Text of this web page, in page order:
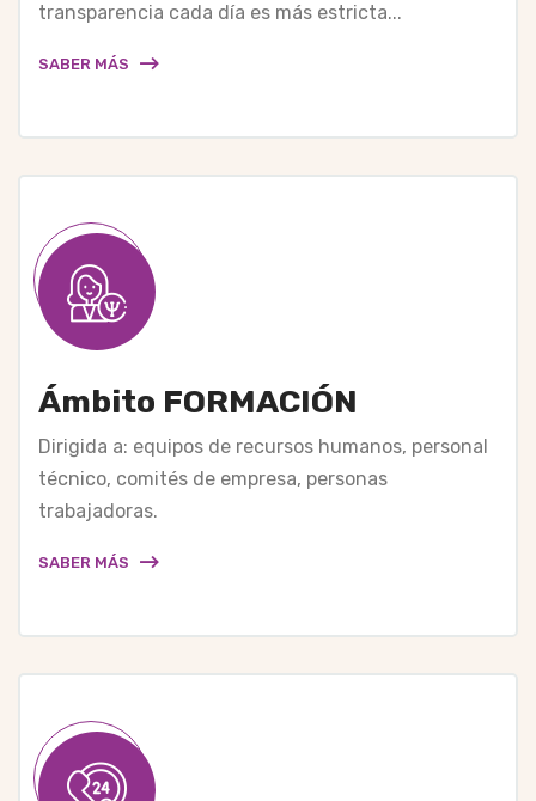
transparencia cada día es más estricta...
SABER MÁS
Ámbito FORMACIÓN
Dirigida a: equipos de recursos humanos, personal
técnico, comités de empresa, personas
trabajadoras.
SABER MÁS